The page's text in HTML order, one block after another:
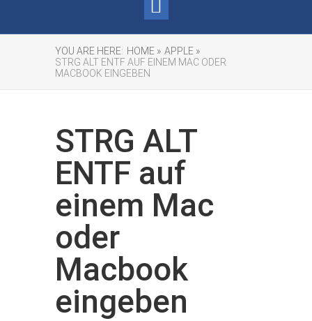
YOU ARE HERE: HOME » APPLE »
STRG ALT ENTF AUF EINEM MAC ODER
MACBOOK EINGEBEN
STRG ALT
ENTF auf
einem Mac
oder
Macbook
eingeben